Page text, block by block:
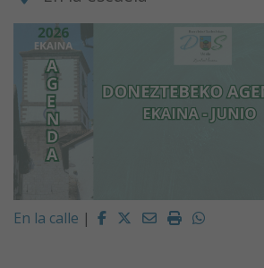
En la calle | Facebook
Twitter
EmailImprimirWhatsapp